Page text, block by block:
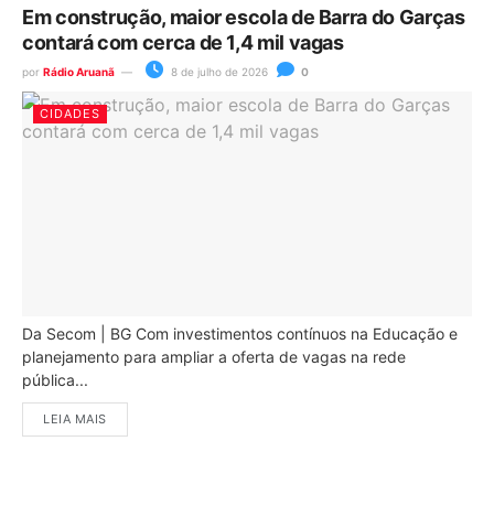
Em construção, maior escola de Barra do Garças
contará com cerca de 1,4 mil vagas
por Rádio Aruanã 8 de julho de 2026 0
CIDADES
Da Secom | BG Com investimentos contínuos na Educação e
planejamento para ampliar a oferta de vagas na rede
pública...
LEIA MAIS